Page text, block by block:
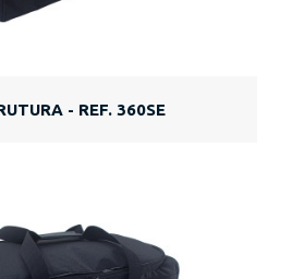
- REF. 360SE